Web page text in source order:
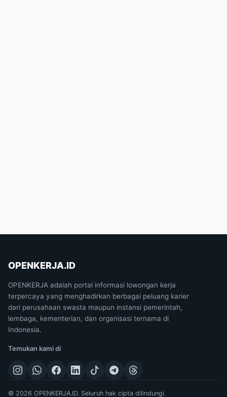
OPENKERJA.ID
OPENKERJA adalah portal informasi lowongan kerja
terpercaya yang menghadirkan berbagai peluang karier
dari perusahaan swasta maupun instansi pemerintah,
lembaga, kementerian, dan organisasi ternama di
Indonesia.
Temukan kami di
© 2026 OPENKERJA.ID. Seluruh hak cipta dilindungi.